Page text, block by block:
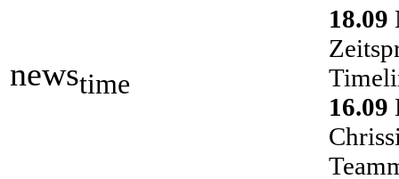
newstime
18.09
16.09